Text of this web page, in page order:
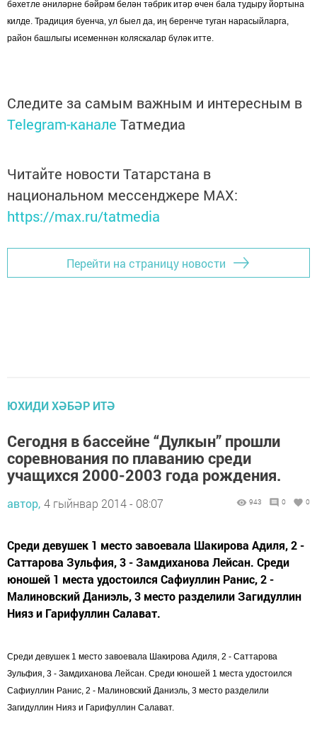
бәхетле әниләрне бәйрәм белән тәбрик итәр өчен бала тудыру йортына
килде. Традиция буенча, ул быел да, иң беренче туган нарасыйларга,
район башлыгы исеменнән коляскалар бүләк итте.
Следите за самым важным и интересным в
Telegram-канале Татмедиа
Читайте новости Татарстана в
национальном мессенджере MАХ:
https://max.ru/tatmedia
Перейти на страницу новости
ЮХИДИ ХӘБӘР ИТӘ
Сегодня в бассейне “Дулкын” прошли
соревнования по плаванию среди
учащихся 2000-2003 года рождения.
автор, 4 гыйнвар 2014 - 08:07 943 0 0
Среди девушек 1 место завоевала Шакирова Адиля, 2 -
Саттарова Зульфия, 3 - Замдиханова Лейсан. Среди
юношей 1 места удостоился Сафиуллин Ранис, 2 -
Малиновский Даниэль, 3 место разделили Загидуллин
Нияз и Гарифуллин Салават.
Среди девушек 1 место завоевала Шакирова Адиля, 2 - Саттарова
Зульфия, 3 - Замдиханова Лейсан. Среди юношей 1 места удостоился
Сафиуллин Ранис, 2 - Малиновский Даниэль, 3 место разделили
Загидуллин Нияз и Гарифуллин Салават.